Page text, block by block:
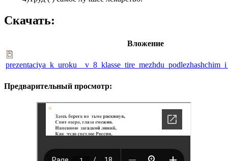
Скачать:
Вложение
Предварительный просмотр: